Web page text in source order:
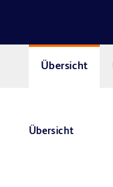
Übersicht
Übersicht